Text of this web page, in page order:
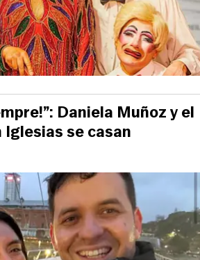
Daniela Muñoz y el
se casan